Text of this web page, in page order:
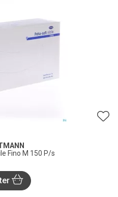
Fino M 150 P/s